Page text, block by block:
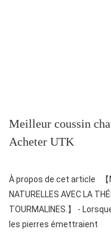
Meilleur coussin
Acheter UTK
À propos de cet article 【
NATURELLES AVEC LA
TOURMALINES.】 -
les pierres émettraient